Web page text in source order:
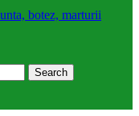
Search